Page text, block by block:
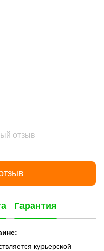
отзыв
Гарантия
курьерской